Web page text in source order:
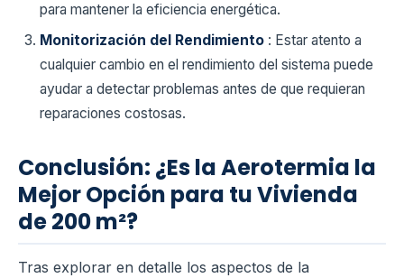
para mantener la eficiencia energética.
Monitorización del Rendimiento : Estar atento a
cualquier cambio en el rendimiento del sistema puede
ayudar a detectar problemas antes de que requieran
reparaciones costosas.
Conclusión: ¿Es la Aerotermia la
Mejor Opción para tu Vivienda
de 200 m²?
Tras explorar en detalle los aspectos de la